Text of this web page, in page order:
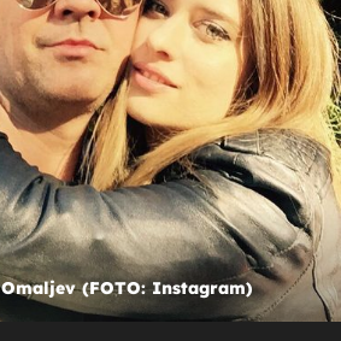
(FOTO: Instagram)